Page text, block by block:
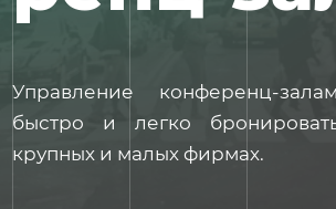
Управление конференц-
быстро и легко
крупных и малых фирмах.